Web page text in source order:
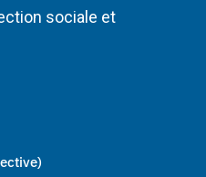
sociale et